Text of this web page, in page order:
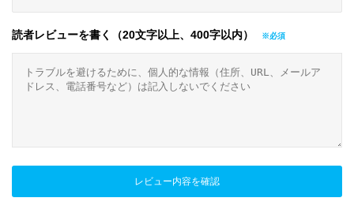
読者レビューを書く（20文字以上、400字以内）